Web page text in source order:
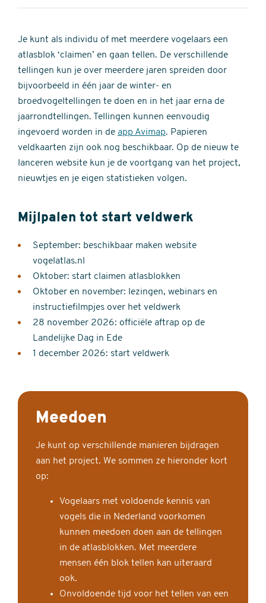
Je kunt als individu of met meerdere vogelaars een
atlasblok ‘claimen’ en gaan tellen. De verschillende
tellingen kun je over meerdere jaren spreiden door
bijvoorbeeld in één jaar de winter- en
broedvogeltellingen te doen en in het jaar erna de
jaarrondtellingen. Tellingen kunnen eenvoudig
ingevoerd worden in de app Avimap. Papieren
veldkaarten zijn ook nog beschikbaar. Op de nieuw te
lanceren website kun je de voortgang van het project,
nieuwtjes en je eigen statistieken volgen.
Mijlpalen tot start veldwerk
September: beschikbaar maken website
vogelatlas.nl
Oktober: start claimen atlasblokken
Oktober en november: lezingen, webinars en
instructiefilmpjes over het veldwerk
28 november 2026: officiële aftrap op de
Landelijke Dag in Ede
1 december 2026: start veldwerk
Meedoen
Je kunt op verschillende manieren bijdragen
aan het project. We sommen ze hieronder kort
op:
Vogelaars met voldoende kennis van
vogels die in Nederland voorkomen
kunnen meedoen doen aan de tellingen
in de atlasblokken. Met meerdere
mensen één blok tellen kan uiteraard
ook.
Onvoldoende tijd voor het tellen van een